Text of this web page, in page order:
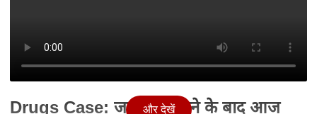
Drugs Case: जमानत मिलने के बाद आज
और देखें